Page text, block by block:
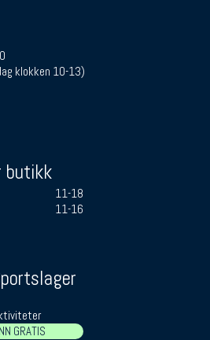
klokken 10-13)
butikk
11-18
11-16
GRATIS